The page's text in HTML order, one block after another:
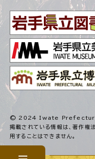
© 2024 Iwate
掲載されている情報は、著作権
用することはできません。